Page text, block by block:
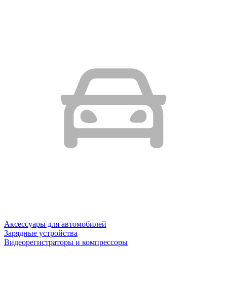
Аксессуары для автомобилей
Зарядные устройства
Видеорегистраторы и компрессоры